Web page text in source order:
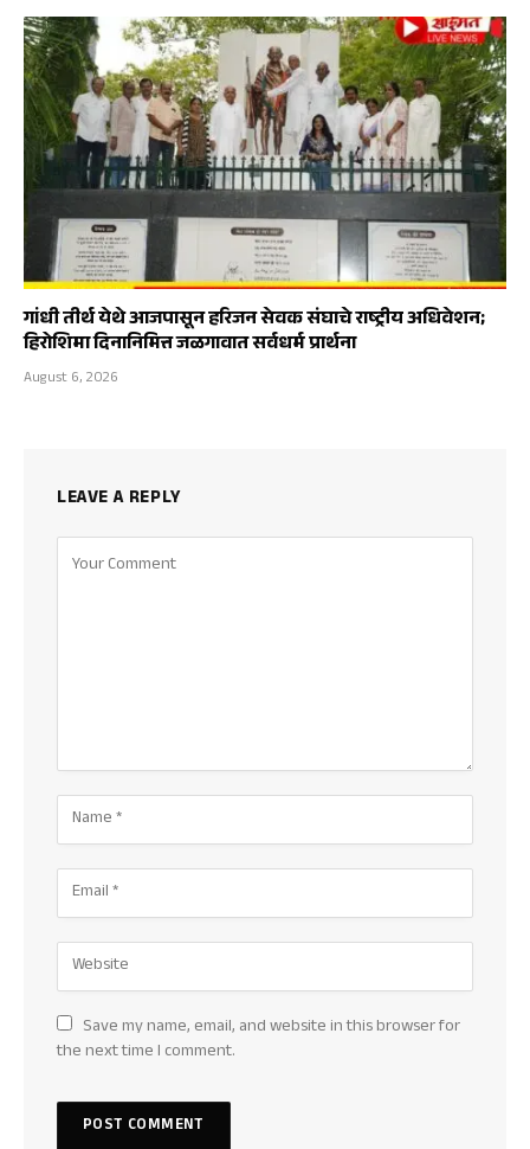
गांधी तीर्थ येथे आजपासून हरिजन सेवक संघाचे राष्ट्रीय अधिवेशन;
हिरोशिमा दिनानिमित्त जळगावात सर्वधर्म प्रार्थना
August 6, 2026
LEAVE A REPLY
Save my name, email, and website in this browser for
the next time I comment.